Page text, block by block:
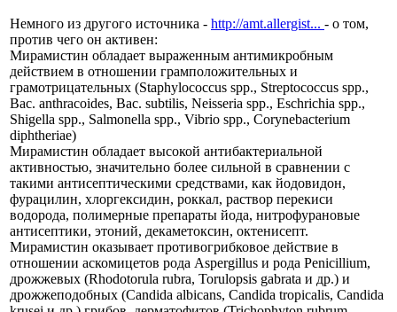
Немного из другого источника - http://amt.allergist... - о том,
против чего он активен:
Мирамистин обладает выраженным антимикробным
действием в отношении грамположительных и
грамотрицательных (Staphylococcus spp., Streptococcus spp.,
Bac. anthracoides, Bac. subtilis, Neisseria spp., Eschrichia spp.,
Shigella spp., Salmonella spp., Vibrio spp., Corynebacterium
diphtheriae)
Мирамистин обладает высокой антибактериальной
активностью, значительно более сильной в сравнении с
такими антисептическими средствами, как йодовидон,
фурацилин, хлоргексидин, роккал, раствор перекиси
водорода, полимерные препараты йода, нитрофурановые
антисептики, этоний, декаметоксин, октенисепт.
Мирамистин оказывает противогрибковое действие в
отношении аскомицетов рода Aspergillus и рода Penicillium,
дрожжевых (Rhodotorula rubra, Torulopsis gabrata и др.) и
дрожжеподобных (Candida albicans, Candida tropicalis, Candida